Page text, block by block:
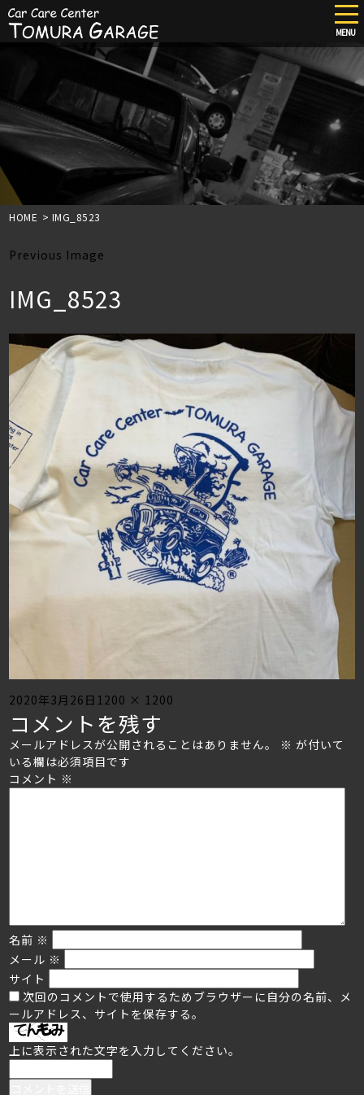
content
MENU
HOME > IMG_8523
Previous Image
IMG_8523
Posted
on
2020年3月26日 Full
size
1200 × 1200
コメントを残す
メールアドレスが公開されることはありません。 ※ が付いて
いる欄は必須項目です
コメント ※
名前 ※
メール ※
サイト
次回のコメントで使用するためブラウザーに自分の名前、メ
ールアドレス、サイトを保存する。
上に表示された文字を入力してください。